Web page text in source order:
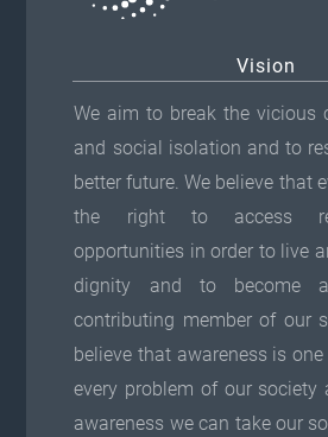
Vision
We aim to break the vicious
and social isolation and to
better future. We believe that
the right to access
opportunities in order to live
dignity and to become
contributing member of our
believe that awareness is
every problem of our society
awareness we can take our